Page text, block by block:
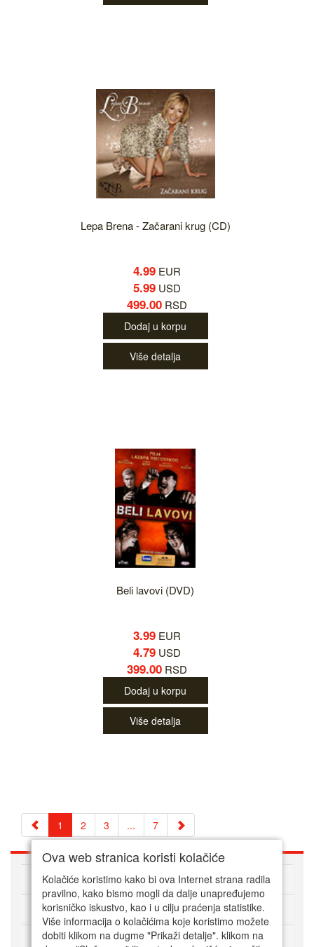
Lepa Brena - Začarani krug (CD)
4.99 EUR
5.99 USD
499.00 RSD
Dodaj u korpu
Više detalja
Beli lavovi (DVD)
3.99 EUR
4.79 USD
399.00 RSD
Dodaj u korpu
Više detalja
1 2 3 ... 7
O nama
Kako kupovati online
Korisnički servis
Ova web stranica koristi kolačiće
Kolačiće koristimo kako bi ova Internet strana radila
pravilno, kako bismo mogli da dalje unapređujemo
korisničko iskustvo, kao i u cilju praćenja statistike.
Više informacija o kolačićima koje koristimo možete
dobiti klikom na dugme "Prikaži detalje". klikom na